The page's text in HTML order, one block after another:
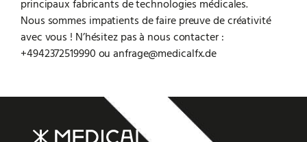
principaux fabricants de technologies médicales.
Nous sommes impatients de faire preuve de créativité
avec vous ! N’hésitez pas à nous contacter :
+4942372519990 ou anfrage@medicalfx.de